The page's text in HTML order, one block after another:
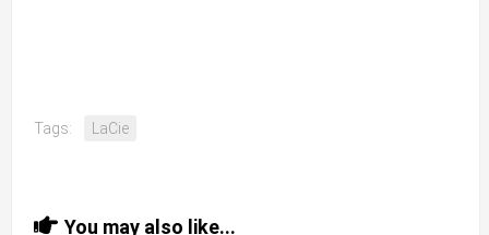
Tags: LaCie
You may also like...